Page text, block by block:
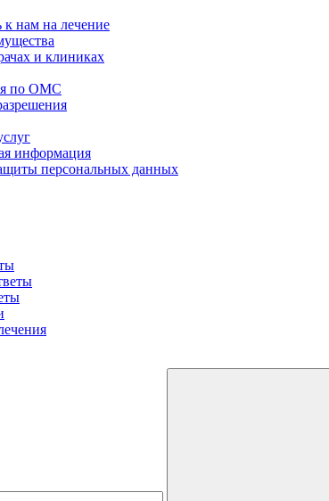
к нам на лечение
и клиниках
по ОМС
информация
персональных данных